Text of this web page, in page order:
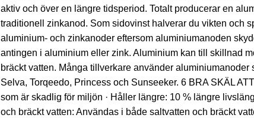
aktiv och över en längre tidsperiod. Totalt producerar en
traditionell zinkanod. Som sidovinst halverar du vikten och
aluminium- och zinkanoder eftersom aluminiumanoden
antingen i aluminium eller zink. Aluminium kan till skillnad
bräckt vatten. Många tillverkare använder
Selva, Torqeedo, Princess och Sunseeker. 6 BRA SKÄL
som är skadlig för miljön · Håller längre: 10 % längre
och bräckt vatten: Användas i både saltvatten och bräckt